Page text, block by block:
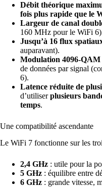
Débit théorique
fois plus rapide que le
Largeur de canal
160 MHz pour le WiFi
Jusqu’à 16 flux
auparavant).
Modulation 4096-QAM
de données par signal
6).
Latence réduite de
d’utiliserplusieurs
temps.
Une compatibilité ascendante
Le WiFi 7 fonctionne sur les
2,4 GHz : utile pour la
5 GHz : équilibre entre
6 GHz : grande vitesse,